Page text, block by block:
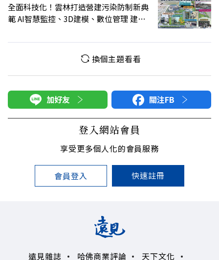
全面科技化！雲林打造營建污染防制新典
範 AI智慧監控、3D建模、數位管理 建構
換個主題看看
加好友 關注FB
登入網站會員
享受更多個人化的會員服務
會員登入 快速註冊
遠見雜誌 哈佛商業評論 天下文化